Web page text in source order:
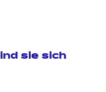
sie sich